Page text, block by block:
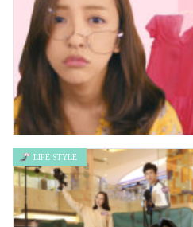
爭取每分秒睡眠時光 慵懶女孩15分
LIFE STYLE